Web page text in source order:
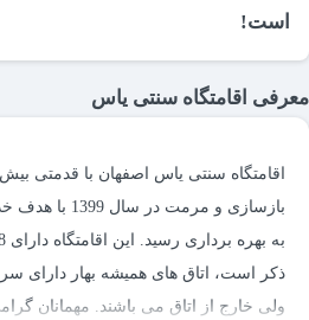
است!
معرفی اقامتگاه سنتی یاس
بازسازی و
ذکر است، اتاق های همیشه بهار دارای
ولی خارج از اتاق می باشند. مهمانان